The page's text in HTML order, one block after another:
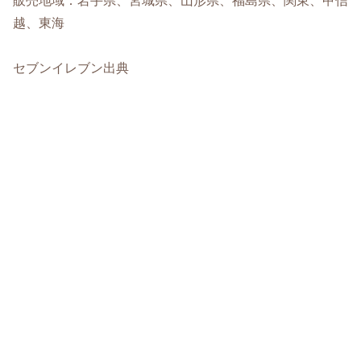
越、東海
セブンイレブン出典